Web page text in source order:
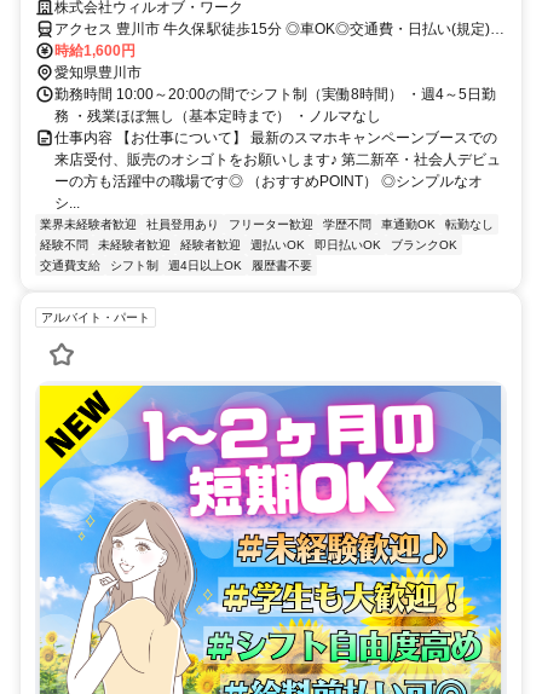
◎NOサービス残業 ◎自社正社員も目指せる
株式会社ウィルオブ・ワーク
アクセス 豊川市 牛久保駅徒歩15分 ◎車OK◎交通費・日払い(規定)◎
週4～5日
時給1,600円
愛知県豊川市
勤務時間 10:00～20:00の間でシフト制（実働8時間） ・週4～5日勤
務 ・残業ほぼ無し（基本定時まで） ・ノルマなし
仕事内容 【お仕事について】 最新のスマホキャンペーンブースでの
来店受付、販売のオシゴトをお願いします♪ 第二新卒・社会人デビュ
ーの方も活躍中の職場です◎ （おすすめPOINT） ◎シンプルなオ
シ...
業界未経験者歓迎 社員登用あり フリーター歓迎 学歴不問 車通勤OK
転勤なし
経験不問
未経験者歓迎 経験者歓迎 週払いOK 即日払いOK
ブランクOK
交通費支給
シフト制 週4日以上OK 履歴書不要
アルバイト・パート